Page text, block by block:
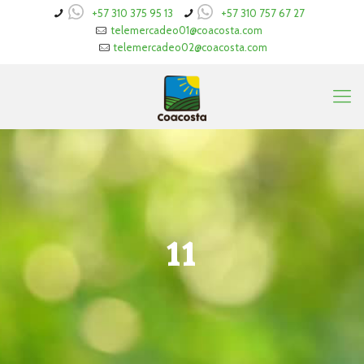
+57 310 375 95 13
+57 310 757 67 27
telemercadeo01@coacosta.com
telemercadeo02@coacosta.com
11